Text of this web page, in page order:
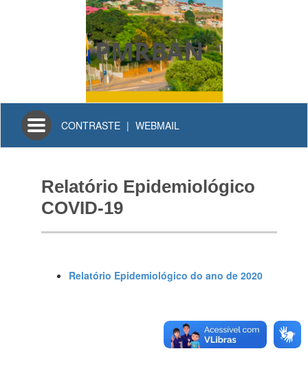
PMRBAN
Toggle
navigation
CONTRASTE | WEBMAIL
Relatório Epidemiológico
COVID-19
Relatório Epidemiológico do ano de 2020